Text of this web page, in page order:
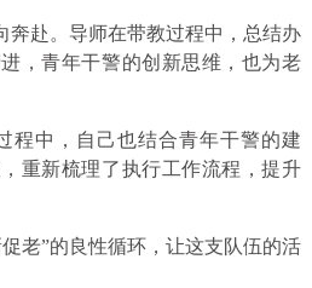
奔赴。导师在带教过程中，总结办
，青年干警的创新思维，也为老
程中，自己也结合青年干警的建
重新梳理了执行工作流程，提升
老”的良性循环，让这支队伍的活